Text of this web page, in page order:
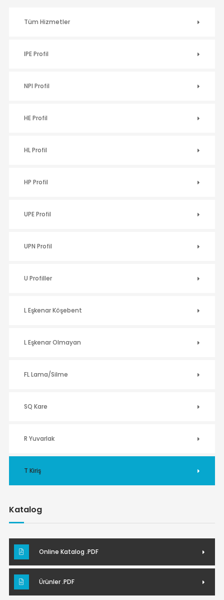
Tüm Hizmetler
IPE Profil
NPI Profil
HE Profil
HL Profil
HP Profil
UPE Profil
UPN Profil
U Profiller
L Eşkenar Köşebent
L Eşkenar Olmayan
FL Lama/Silme
SQ Kare
R Yuvarlak
T Kiriş
Katalog
Online Katalog .PDF
Ürünler .PDF